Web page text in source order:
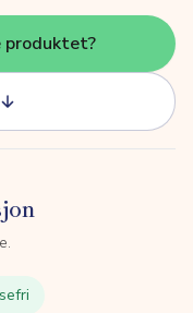
produktet?